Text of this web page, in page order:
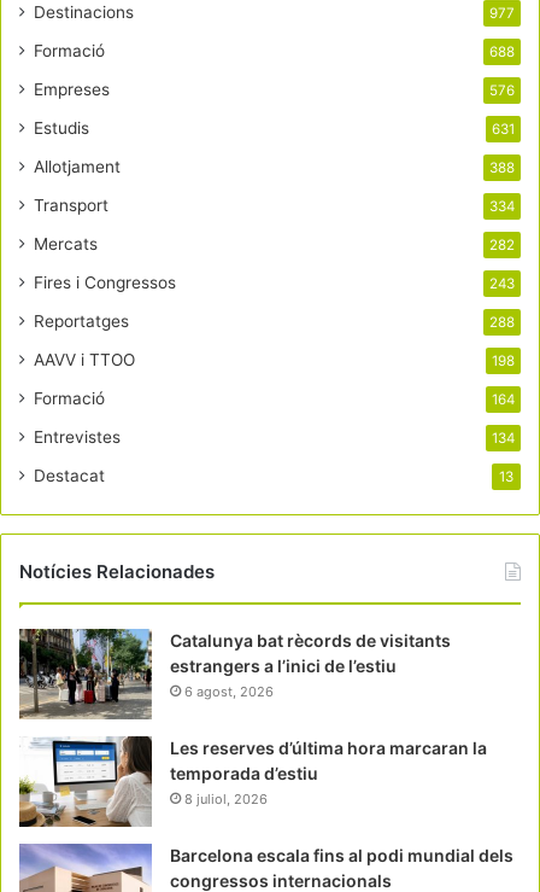
Destinacions 977
Formació 688
Empreses 576
Estudis 631
Allotjament 388
Transport 334
Mercats 282
Fires i Congressos 243
Reportatges 288
AAVV i TTOO 198
Formació 164
Entrevistes 134
Destacat 13
Notícies Relacionades
Catalunya bat rècords de visitants
estrangers a l’inici de l’estiu
6 agost, 2026
Les reserves d’última hora marcaran la
temporada d’estiu
8 juliol, 2026
Barcelona escala fins al podi mundial dels
congressos internacionals